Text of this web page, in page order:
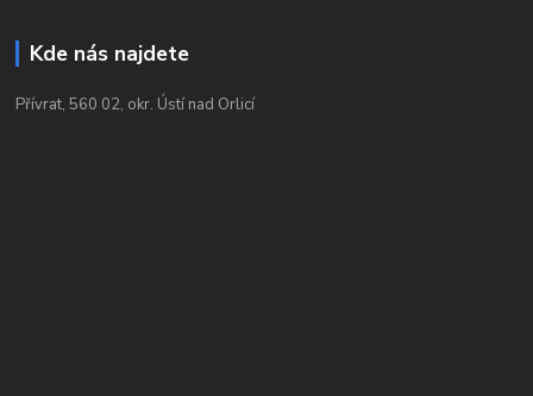
Kde nás najdete
Přívrat, 560 02, okr. Ústí nad Orlicí